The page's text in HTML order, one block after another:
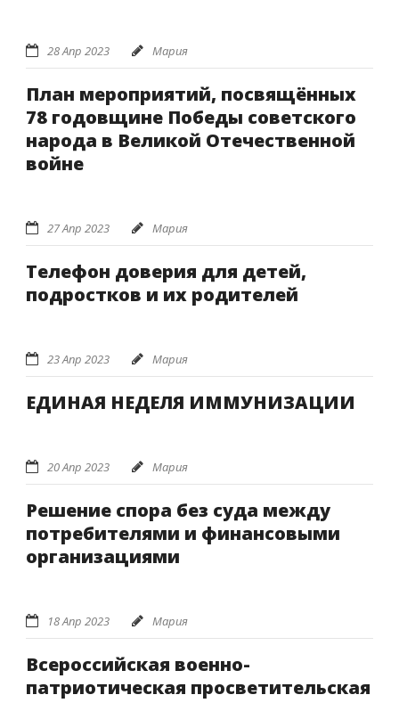
28 Апр 2023 Мария
План мероприятий, посвящённых
78 годовщине Победы советского
народа в Великой Отечественной
войне
27 Апр 2023 Мария
Телефон доверия для детей,
подростков и их родителей
23 Апр 2023 Мария
ЕДИНАЯ НЕДЕЛЯ ИММУНИЗАЦИИ
20 Апр 2023 Мария
Решение спора без суда между
потребителями и финансовыми
организациями
18 Апр 2023 Мария
Всероссийская военно-
патриотическая просветительская